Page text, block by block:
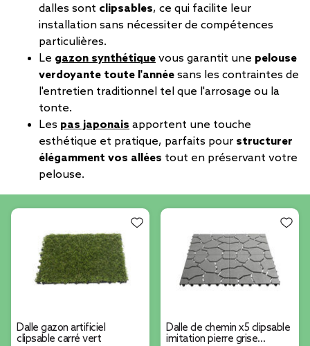
dalles sont clipsables, ce qui facilite leur
installation sans nécessiter de compétences
particulières.
Le gazon synthétique vous garantit une pelouse
verdoyante toute l'année sans les contraintes de
l'entretien traditionnel tel que l'arrosage ou la
tonte.
Les pas japonais apportent une touche
esthétique et pratique, parfaits pour structurer
élégamment vos allées tout en préservant votre
pelouse.
Dalle gazon artificiel
clipsable carré vert
Dalle de chemin x5 clipsable
imitation pierre grise